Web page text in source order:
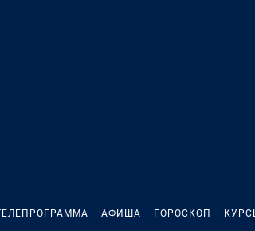
АФИША ГОРОСКОП